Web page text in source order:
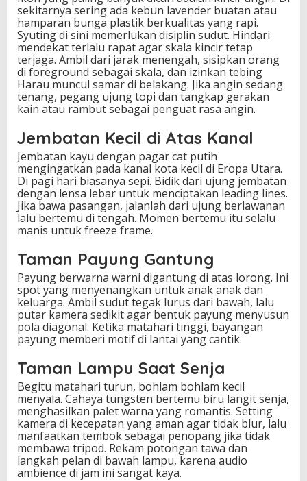
sekitarnya sering ada kebun lavender buatan atau
hamparan bunga plastik berkualitas yang rapi.
Syuting di sini memerlukan disiplin sudut. Hindari
mendekat terlalu rapat agar skala kincir tetap
terjaga. Ambil dari jarak menengah, sisipkan orang
di foreground sebagai skala, dan izinkan tebing
Harau muncul samar di belakang. Jika angin sedang
tenang, pegang ujung topi dan tangkap gerakan
kain atau rambut sebagai penguat rasa angin.
Jembatan Kecil di Atas Kanal
Jembatan kayu dengan pagar cat putih
mengingatkan pada kanal kota kecil di Eropa Utara.
Di pagi hari biasanya sepi. Bidik dari ujung jembatan
dengan lensa lebar untuk menciptakan leading lines.
Jika bawa pasangan, jalanlah dari ujung berlawanan
lalu bertemu di tengah. Momen bertemu itu selalu
manis untuk freeze frame.
Taman Payung Gantung
Payung berwarna warni digantung di atas lorong. Ini
spot yang menyenangkan untuk anak anak dan
keluarga. Ambil sudut tegak lurus dari bawah, lalu
putar kamera sedikit agar bentuk payung menyusun
pola diagonal. Ketika matahari tinggi, bayangan
payung memberi motif di lantai yang cantik.
Taman Lampu Saat Senja
Begitu matahari turun, bohlam bohlam kecil
menyala. Cahaya tungsten bertemu biru langit senja,
menghasilkan palet warna yang romantis. Setting
kamera di kecepatan yang aman agar tidak blur, lalu
manfaatkan tembok sebagai penopang jika tidak
membawa tripod. Rekam potongan tawa dan
langkah pelan di bawah lampu, karena audio
ambience di jam ini sangat kaya.